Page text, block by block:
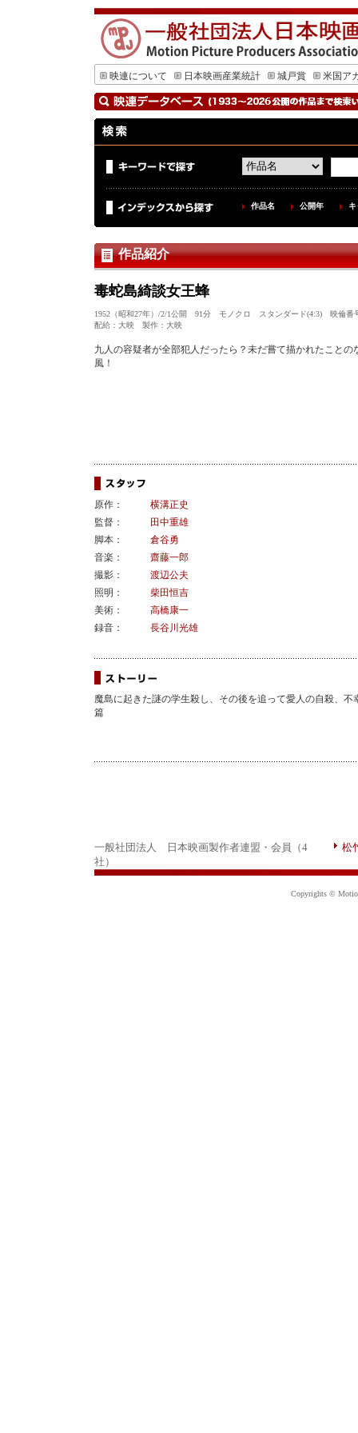
映連について 日本映画産業統計 城戸賞 米国ア
作品名 公開年
作品紹介
毒蛇島綺談女王蜂
1952（昭和27年）/2/1公開 91分 モノクロ スタンダード(4:3) 映倫番
配給：大映 製作：大映
九人の容疑者が全部犯人だったら？未だ嘗て描かれたこと
風！
原作：
横溝正史
監督：
田中重雄
脚本：
倉谷勇
音楽：
齋藤一郎
撮影：
渡辺公夫
照明：
柴田恒吉
美術：
高橋康一
録音：
長谷川光雄
魔島に起きた謎の学生殺し、その後を追って愛人の自殺、
篇
一般社団法人 日本映画製作者連盟・会員（4
社）
松
Copyrights ©